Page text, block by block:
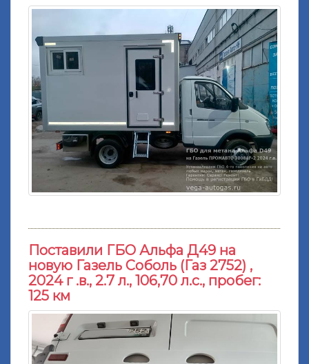
Поставили ГБО Альфа Д49 на
новую Газель Соболь (Газ 2752) ,
2024 г .в., 2.7 л., 106,70 л.с., пробег:
125 км